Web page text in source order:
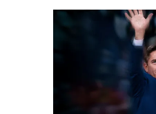
FC Barcelona club badge